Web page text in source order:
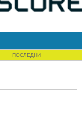
ПОСЛЕДНИ